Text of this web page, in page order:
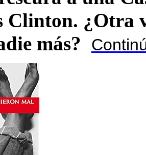
Clinton. ¿Otra
más?